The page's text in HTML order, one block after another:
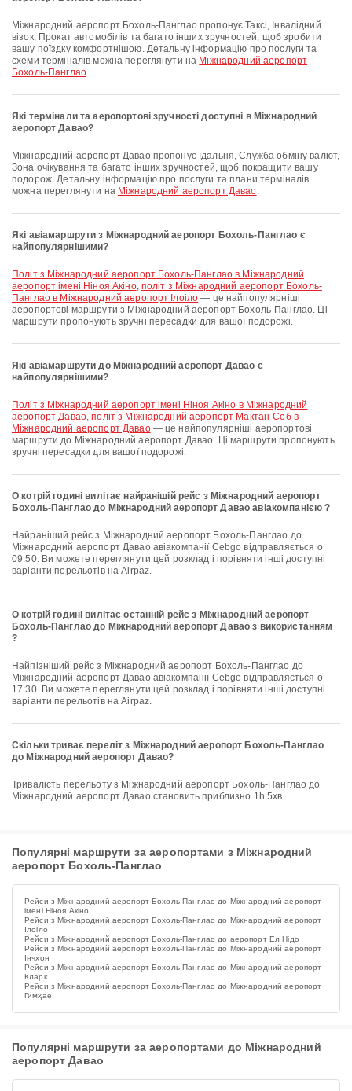
Міжнародний аеропорт Бохоль-Панглао пропонує Таксі, Інвалідний
візок, Прокат автомобілів та багато інших зручностей, щоб зробити
вашу поїздку комфортнішою. Детальну інформацію про послуги та
схеми терміналів можна переглянути на Міжнародний аеропорт
Бохоль-Панглао.
Які термінали та аеропортові зручності доступні в Міжнародний
аеропорт Давао?
Міжнародний аеропорт Давао пропонує їдальня, Служба обміну валют,
Зона очікування та багато інших зручностей, щоб покращити вашу
подорож. Детальну інформацію про послуги та плани терміналів
можна переглянути на Міжнародний аеропорт Давао.
Які авіамаршрути з Міжнародний аеропорт Бохоль-Панглао є
найпопулярнішими?
політ з Міжнародний аеропорт Бохоль-Панглао в Міжнародний
аеропорт імені Ніноя Акіно, політ з Міжнародний аеропорт Бохоль-
Панглао в Міжнародний аеропорт Ілоіло — це найпопулярніші
аеропортові маршрути з Міжнародний аеропорт Бохоль-Панглао. Ці
маршрути пропонують зручні пересадки для вашої подорожі.
Які авіамаршрути до Міжнародний аеропорт Давао є
найпопулярнішими?
політ з Міжнародний аеропорт імені Ніноя Акіно в Міжнародний
аеропорт Давао,політ з Міжнародний аеропорт Мактан-Себ в
Міжнародний аеропорт Давао— це найпопулярніші аеропортові
маршрути до Міжнародний аеропорт Давао. Ці маршрути пропонують
зручні пересадки для вашої подорожі.
О котрій годині вилітає найранішій рейс з Міжнародний аеропорт
Бохоль-Панглао до Міжнародний аеропорт Давао авіакомпанією ?
Найраніший рейс з Міжнародний аеропорт Бохоль-Панглао до
Міжнародний аеропорт Давао авіакомпанії Cebgo відправляється о
09:50. Ви можете переглянути цей розклад і порівняти інші доступні
варіанти перельотів на Airpaz.
О котрій годині вилітає останній рейс з Міжнародний аеропорт
Бохоль-Панглао до Міжнародний аеропорт Давао з використанням
?
Найпізніший рейс з Міжнародний аеропорт Бохоль-Панглао до
Міжнародний аеропорт Давао авіакомпанії Cebgo відправляється о
17:30. Ви можете переглянути цей розклад і порівняти інші доступні
варіанти перельотів на Airpaz.
Скільки триває переліт з Міжнародний аеропорт Бохоль-Панглао
до Міжнародний аеропорт Давао?
Тривалість перельоту з Міжнародний аеропорт Бохоль-Панглао до
Міжнародний аеропорт Давао становить приблизно 1h 5хв.
Популярні маршрути за аеропортами з Міжнародний
аеропорт Бохоль-Панглао
Рейси з Міжнародний аеропорт Бохоль-Панглао до Міжнародний аеропорт
імені Ніноя Акіно
Рейси з Міжнародний аеропорт Бохоль-Панглао до Міжнародний аеропорт
Ілоіло
Рейси з Міжнародний аеропорт Бохоль-Панглао до аеропорт Ел Нідо
Рейси з Міжнародний аеропорт Бохоль-Панглао до Міжнародний аеропорт
Інчхон
Рейси з Міжнародний аеропорт Бохоль-Панглао до Міжнародний аеропорт
Кларк
Рейси з Міжнародний аеропорт Бохоль-Панглао до Міжнародний аеропорт
Гимҳае
Популярні маршрути за аеропортами до Міжнародний
аеропорт Давао